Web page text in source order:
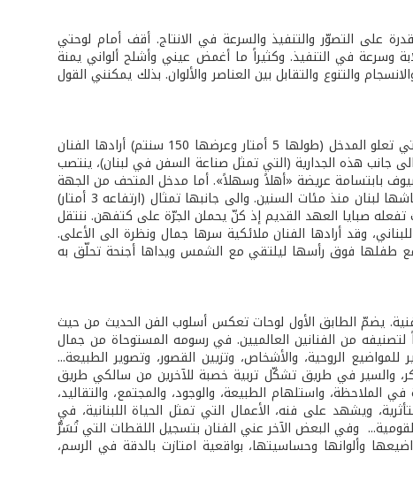
على التصوّر والتنفيذ والسرعة في الانتاج. أقف أمام لوحتي
وسرعة في التنفيذ. وكثيراً ما أغمض عيني وأشلح ألواني يمنة
والتنوع والتقابل بين العناصر والألوان. بذلك يمكنني القول
يتميّز مدخل المتحف الرئيس من الشرق بفن تراثي يحاكي حياة العصر. فالجدارية التي تعلو المدخل (طولها 5 أمتار وعرضها 150 سنتم) أرادها الفنان
جانب هذه الجدارية (التي تمثل صناعة السفن في لبنان)، ينتصب
بابتسامة عريضة «أهلاً وسهلاً». أما مدخل المتحف من الجهة
الغربية فتعلوه جدارية أخرى تجسّد معركة على الخيول في لفتةٍ الى الحروب التي عاشها لبنان منذ مئات السنين. والى جانبها تمثال (ارتفاعه 3 أمتار)
صبايا العهد القديم إذ كنّ يحملن الجرّة على كتفهن. ننتقل
وقد أرادها الفنان ملائكية سرها جمال ونظرة الى الأعلى.
طفلها فوق رأسها ليلتقي مع الشمس ويداها أجنحة تحلّق به
يضمّ الطابق الأول لوحات تعكس أسلوب الفن الحديث من حيث
لتصنيفه من الفنانين العالميين. في رسومه المستوحاة من جمال
الروحية، والأشخاص، وتزيين القصور، وتصوير الطبيعة...
والسير في طريق تشكّل تربية خصبة للآخرين من سالكي طريق
واستلهام الطبيعة، والوجود، والمجتمع، والتقاليد،
ويشهد على فنه، الأعمال التي تمثل الحياة اللبنانية، في
القومية... وفي البعض الآخر عني الفنان بتسجيل اللقطات التي تُسَرُّ
وألوانها وحساسيتها، بواقعية امتازت بالدقة في الرسم،